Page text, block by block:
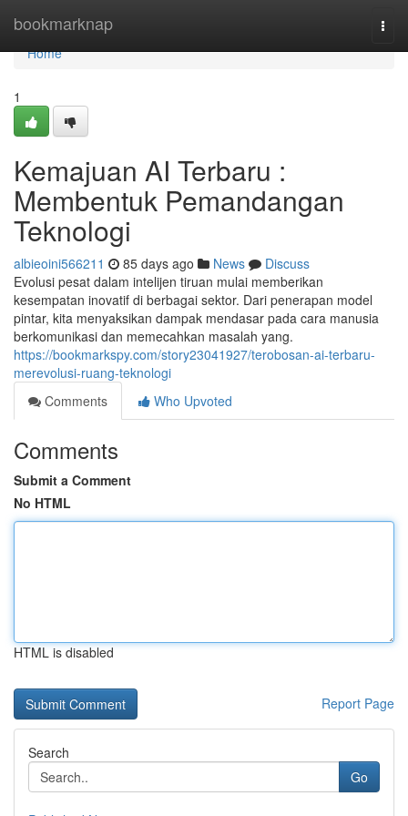
bookmarknap
Home
Home
1
Kemajuan AI Terbaru :
Membentuk Pemandangan
Teknologi
albieoini566211 85 days ago News
Discuss
Evolusi pesat dalam intelijen tiruan mulai memberikan
kesempatan inovatif di berbagai sektor. Dari penerapan model
pintar, kita menyaksikan dampak mendasar pada cara manusia
berkomunikasi dan memecahkan masalah yang.
https://bookmarkspy.com/story23041927/terobosan-ai-terbaru-
merevolusi-ruang-teknologi
Comments
Who Upvoted
Comments
Submit a Comment
No HTML
HTML is disabled
Report Page
Search
Go